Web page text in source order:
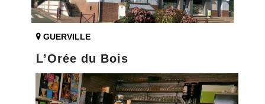
GUERVILLE
L’Orée du Bois